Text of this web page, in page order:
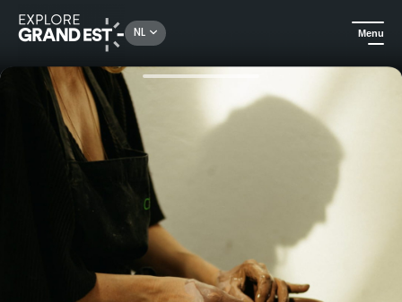
NL Menu
Kijk je ogen uit in de Grand Est Keramiekworkshop: ontdek hoe je met klei kunt werken (gooien of boetseren)